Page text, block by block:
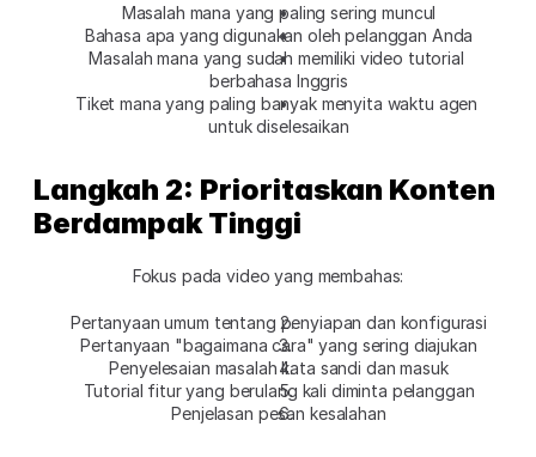
Masalah mana yang paling sering muncul
Bahasa apa yang digunakan oleh pelanggan Anda
Masalah mana yang sudah memiliki video tutorial
berbahasa Inggris
Tiket mana yang paling banyak menyita waktu agen
untuk diselesaikan
Langkah 2: Prioritaskan Konten
Berdampak Tinggi
Fokus pada video yang membahas:
Pertanyaan umum tentang penyiapan dan konfigurasi
Pertanyaan "bagaimana cara" yang sering diajukan
Penyelesaian masalah kata sandi dan masuk
Tutorial fitur yang berulang kali diminta pelanggan
Penjelasan pesan kesalahan